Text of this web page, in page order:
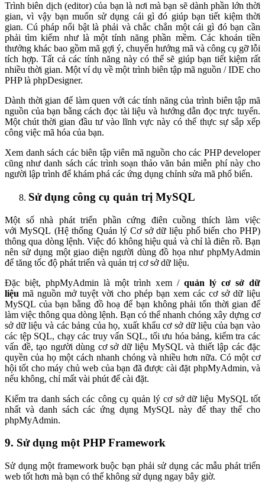
Trình biên dịch (editor) của bạn là nơi mà bạn sẽ dành phần lớn thời
gian, vì vậy bạn muốn sử dụng cái gì đó giúp bạn tiết kiệm thời
gian. Cú pháp nổi bật là phải và chắc chắn một cái gì đó bạn cần
phải tìm kiếm như là một tính năng phần mềm. Các khoản tiền
thưởng khác bao gồm mã gợi ý, chuyển hướng mã và công cụ gỡ lỗi
tích hợp. Tất cả các tính năng này có thể sẽ giúp bạn tiết kiệm rất
nhiều thời gian. Một ví dụ về một trình biên tập mã nguồn / IDE cho
PHP là phpDesigner.
Dành thời gian để làm quen với các tính năng của trình biên tập mã
nguồn của bạn bằng cách đọc tài liệu và hướng dẫn đọc trực tuyến.
Một chút thời gian đầu tư vào lĩnh vực này có thể thực sự sắp xếp
công việc mã hóa của bạn.
Xem danh sách các biên tập viên mã nguồn cho các PHP developer
cũng như danh sách các trình soạn thảo văn bản miễn phí này cho
người lập trình để khám phá các ứng dụng chỉnh sửa mã phổ biến.
Sử dụng công cụ quản trị MySQL
Một số nhà phát triển phần cứng điên cuồng thích làm việc
với MySQL (Hệ thống Quản lý Cơ sở dữ liệu phổ biến cho PHP)
thông qua dòng lệnh. Việc đó không hiệu quả và chỉ là điên rồ. Bạn
nên sử dụng một giao diện người dùng đồ họa như phpMyAdmin
để tăng tốc độ phát triển và quản trị cơ sở dữ liệu.
Đặc biệt, phpMyAdmin là một trình xem / quản lý cơ sở dữ
liệu mã nguồn mở tuyệt vời cho phép bạn xem các cơ sở dữ liệu
MySQL của bạn bằng đồ hoạ để bạn không phải tốn thời gian để
làm việc thông qua dòng lệnh. Bạn có thể nhanh chóng xây dựng cơ
sở dữ liệu và các bảng của họ, xuất khẩu cơ sở dữ liệu của bạn vào
các tệp SQL, chạy các truy vấn SQL, tối ưu hóa bảng, kiểm tra các
vấn đề, tạo người dùng cơ sở dữ liệu MySQL và thiết lập các đặc
quyền của họ một cách nhanh chóng và nhiều hơn nữa. Có một cơ
hội tốt cho máy chủ web của bạn đã được cài đặt phpMyAdmin, và
nếu không, chỉ mất vài phút để cài đặt.
Kiểm tra danh sách các công cụ quản lý cơ sở dữ liệu MySQL tốt
nhất và danh sách các ứng dụng MySQL này để thay thế cho
phpMyAdmin.
9. Sử dụng một PHP Framework
Sử dụng một framework buộc bạn phải sử dụng các mẫu phát triển
web tốt hơn mà bạn có thể không sử dụng ngay bây giờ.